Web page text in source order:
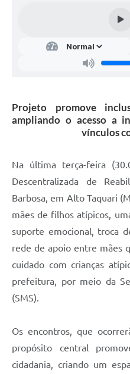
Projeto promove
ampliando o acesso a
vínculos
Na última terça-feira
Descentralizada de
Barbosa, em Alto Taquari
mães de filhos atípicos,
suporte emocional, troca
rede de apoio entre mães
cuidado com crianças
prefeitura, por meio da
(SMS).
Os encontros, que
propósito central
cidadania, criando um